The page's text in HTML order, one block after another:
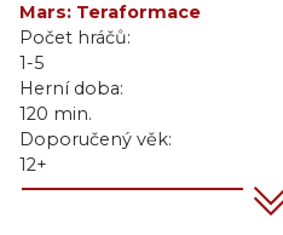
Mars: Teraformace
Počet hráčů:
1-5
Herní doba:
120 min.
Doporučený věk:
12+